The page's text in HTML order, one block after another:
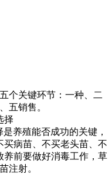
个关键环节：一种、二
五销售。
择
养殖能否成功的关键，
病苗、不买老头苗、不
养前要做好消毒工作，草
注射。